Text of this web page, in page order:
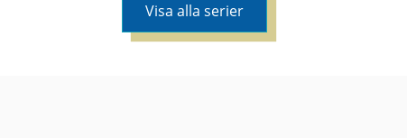
Visa alla serier